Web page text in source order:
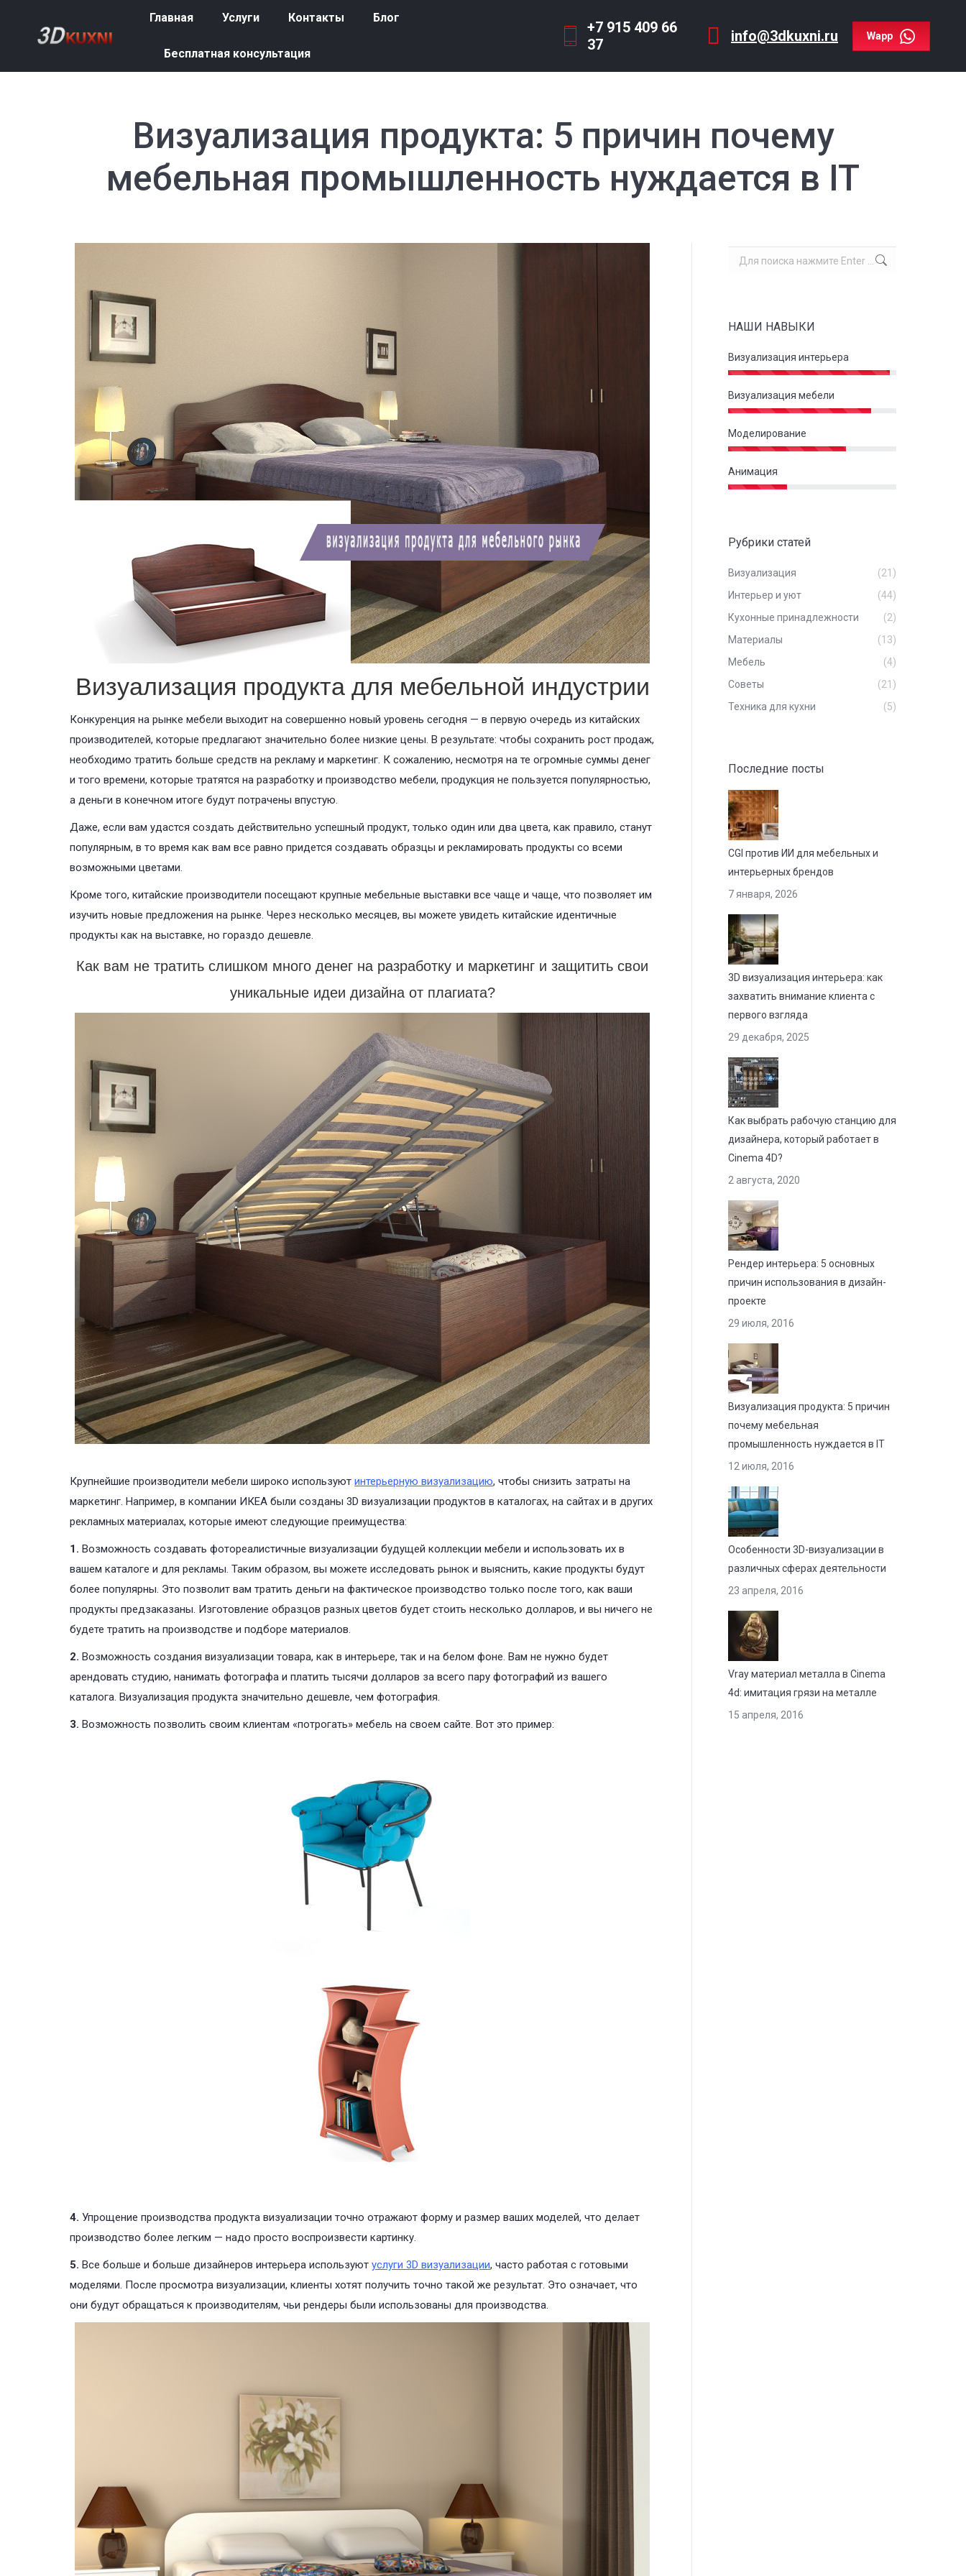
Главная Услуги Контакты Блог
Бесплатная консультация
+7 915 409 66
37
info@3dkuxni.ru Wapp
Визуализация продукта: 5 причин почему
мебельная промышленность нуждается в IT
Визуализация продукта для мебельной индустрии
Конкуренция на рынке мебели выходит на совершенно новый уровень сегодня — в первую очередь из китайских
производителей, которые предлагают значительно более низкие цены. В результате: чтобы сохранить рост продаж,
необходимо тратить больше средств на рекламу и маркетинг. К сожалению, несмотря на те огромные суммы денег
и того времени, которые тратятся на разработку и производство мебели, продукция не пользуется популярностью,
а деньги в конечном итоге будут потрачены впустую.
Даже, если вам удастся создать действительно успешный продукт, только один или два цвета, как правило, станут
популярным, в то время как вам все равно придется создавать образцы и рекламировать продукты со всеми
возможными цветами.
Кроме того, китайские производители посещают крупные мебельные выставки все чаще и чаще, что позволяет им
изучить новые предложения на рынке. Через несколько месяцев, вы можете увидеть китайские идентичные
продукты как на выставке, но гораздо дешевле.
Как вам не тратить слишком много денег на разработку и маркетинг и защитить свои
уникальные идеи дизайна от плагиата?
Крупнейшие производители мебели широко используют интерьерную визуализацию, чтобы снизить затраты на
маркетинг. Например, в компании ИКЕА были созданы 3D визуализации продуктов в каталогах, на сайтах и в других
рекламных материалах, которые имеют следующие преимущества:
1. Возможность создавать фотореалистичные визуализации будущей коллекции мебели и использовать их в
вашем каталоге и для рекламы. Таким образом, вы можете исследовать рынок и выяснить, какие продукты будут
более популярны. Это позволит вам тратить деньги на фактическое производство только после того, как ваши
продукты предзаказаны. Изготовление образцов разных цветов будет стоить несколько долларов, и вы ничего не
будете тратить на производстве и подборе материалов.
2. Возможность создания визуализации товара, как в интерьере, так и на белом фоне. Вам не нужно будет
арендовать студию, нанимать фотографа и платить тысячи долларов за всего пару фотографий из вашего
каталога. Визуализация продукта значительно дешевле, чем фотография.
3. Возможность позволить своим клиентам «потрогать» мебель на своем сайте. Вот это пример:
4. Упрощение производства продукта визуализации точно отражают форму и размер ваших моделей, что делает
производство более легким — надо просто воспроизвести картинку.
5. Все больше и больше дизайнеров интерьера используют услуги 3D визуализации, часто работая с готовыми
моделями. После просмотра визуализации, клиенты хотят получить точно такой же результат. Это означает, что
они будут обращаться к производителям, чьи рендеры были использованы для производства.
Поиск:
НАШИ НАВЫКИ
Визуализация интерьера
Визуализация мебели
Моделирование
Анимация
Рубрики статей
Визуализация
(21)
Интерьер и уют
(44)
Кухонные принадлежности
(2)
Материалы
(13)
Мебель
(4)
Советы
(21)
Техника для кухни
(5)
Последние посты
CGI против ИИ для мебельных и
интерьерных брендов
7 января, 2026
3D визуализация интерьера: как
захватить внимание клиента с
первого взгляда
29 декабря, 2025
Как выбрать рабочую станцию для
дизайнера, который работает в
Cinema 4D?
2 августа, 2020
Рендер интерьера: 5 основных
причин использования в дизайн-
проекте
29 июля, 2016
Визуализация продукта: 5 причин
почему мебельная
промышленность нуждается в IT
12 июля, 2016
Особенности 3D-визуализации в
различных сферах деятельности
23 апреля, 2016
Vray материал металла в Cinema
4d: имитация грязи на металле
15 апреля, 2016
Главная Услуги Контакты
Блог
37
Wapp